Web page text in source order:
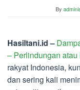
By
Hasiltani.id –
– Perlindungan atau
rakyat Indonesia,
dan sering kali